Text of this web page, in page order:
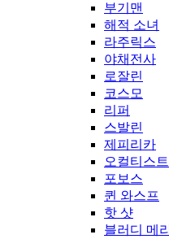
부기맨
해적 소녀
라주릭스
야채전사
로잘린
코스모
리퍼
스발린
제피리카
오컬티스트
포보스
퀸 와스프
핫 샷
블러디 메리